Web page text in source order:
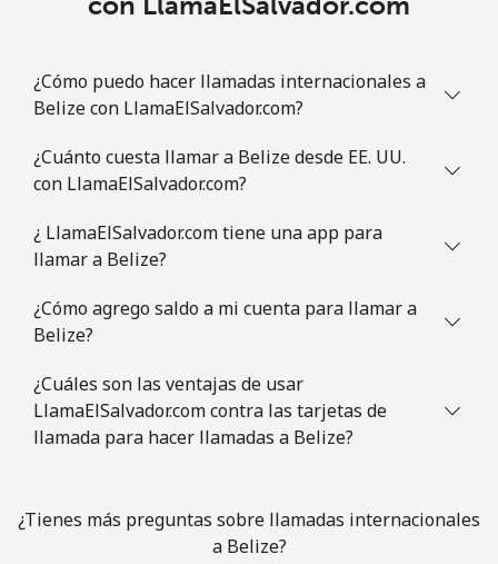
¿Cómo puedo hacer llamadas internacionales a
Belize con LlamaElSalvador.com?
¿Cuánto cuesta llamar a Belize desde EE. UU.
con LlamaElSalvador.com?
¿ LlamaElSalvador.com tiene una app para
llamar a Belize?
¿Cómo agrego saldo a mi cuenta para llamar a
Belize?
¿Cuáles son las ventajas de usar
LlamaElSalvador.com contra las tarjetas de
llamada para hacer llamadas a Belize?
¿Tienes más preguntas sobre llamadas internacionales
a Belize?